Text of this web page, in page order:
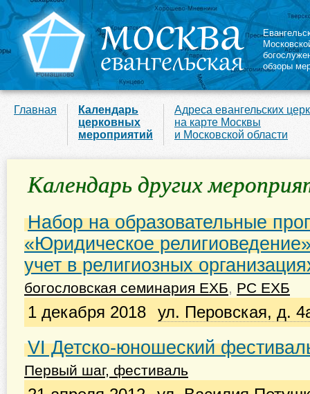
обзоры
Главная
Календарь
церковных
мероприятий
Адреса евангельских
на карте Москвы
и Московской области
Календарь других
Набор на образовательные
«Юридическое
учет в религиозных
богословская семинария ЕХБ, РС ЕХБ
1 декабря 2018 ул. Перовская, д.
VI Детско-юношеский
Первый шаг, фестиваль